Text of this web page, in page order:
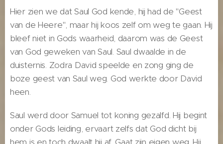
Hier zien we dat Saul God kende, hij had de "Geest
van de Heere", maar hij koos zelf om weg te gaan. Hij
bleef niet in Gods waarheid, daarom was de Geest
van God geweken van Saul. Saul dwaalde in de
duisternis. Zodra David speelde en zong ging de
boze geest van Saul weg. God werkte door David
heen.
Saul werd door Samuel tot koning gezalfd. Hij begint
onder Gods leiding, ervaart zelfs dat God dicht bij